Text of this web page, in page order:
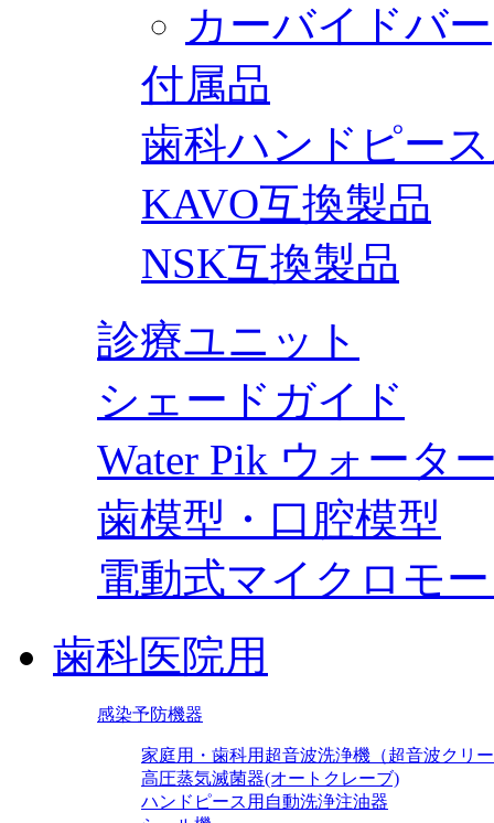
カーバイドバー
付属品
歯科ハンドピー
KAVO互換製品
NSK互換製品
診療ユニット
シェードガイド
Water Pik ウォータ
歯模型・口腔模型
電動式マイクロモ
歯科医院用
感染予防機器
家庭用・歯科用超音波洗浄機（超音波クリ
高圧蒸気滅菌器(オートクレーブ)
ハンドピース用自動洗浄注油器